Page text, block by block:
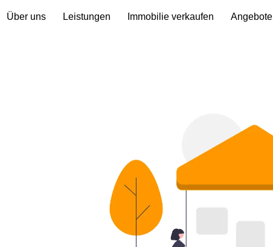
Über uns Leistungen Immobilie verkaufen Angebote